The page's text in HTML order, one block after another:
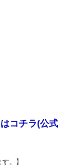
コチラ(公式
。】